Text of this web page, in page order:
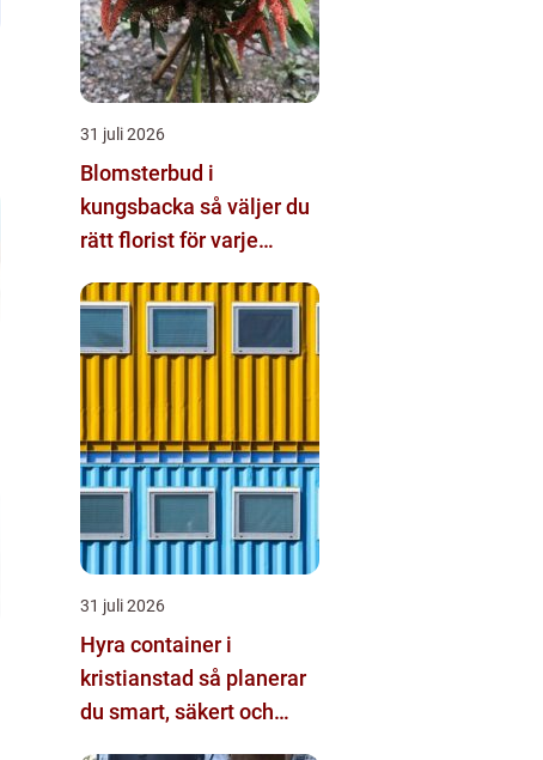
31 juli 2026
Blomsterbud i
kungsbacka så väljer du
rätt florist för varje
31 juli 2026
Hyra container i
kristianstad så planerar
du smart, säkert och